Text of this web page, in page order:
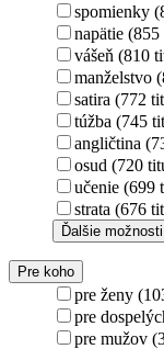
spomienky
napätie
vášeň (810
manželstvo
satira (772
túžba (745
angličtina
osud (720
učenie (699
strata (676
Ďalšie možnosti
Pre koho
pre ženy
pre
pre mužov